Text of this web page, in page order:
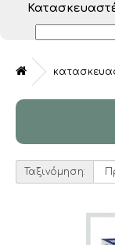
Ταξινόμηση: